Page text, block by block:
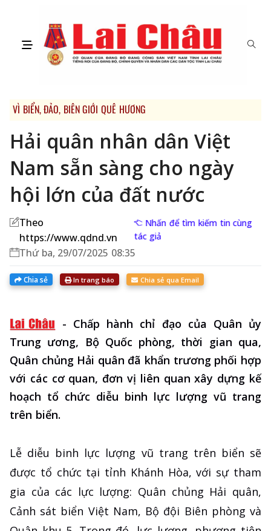
VÌ BIỂN, ĐẢO, BIÊN GIỚI QUÊ HƯƠNG
Hải quân nhân dân Việt
Nam sẵn sàng cho ngày
hội lớn của đất nước
Theo
https://www.qdnd.vn
Nhấn để tìm kiếm tin cùng
tác giả
Thứ ba, 29/07/2025 08:35
Chia sẻ In trang báo Chia sẻ qua Email
- Chấp hành chỉ đạo của Quân ủy
Trung ương, Bộ Quốc phòng, thời gian qua,
Quân chủng Hải quân đã khẩn trương phối hợp
với các cơ quan, đơn vị liên quan xây dựng kế
hoạch tổ chức diễu binh lực lượng vũ trang
trên biển.
Lễ diễu binh lực lượng vũ trang trên biển sẽ
được tổ chức tại tỉnh Khánh Hòa, với sự tham
gia của các lực lượng: Quân chủng Hải quân,
Cảnh sát biển Việt Nam, Bộ đội Biên phòng và